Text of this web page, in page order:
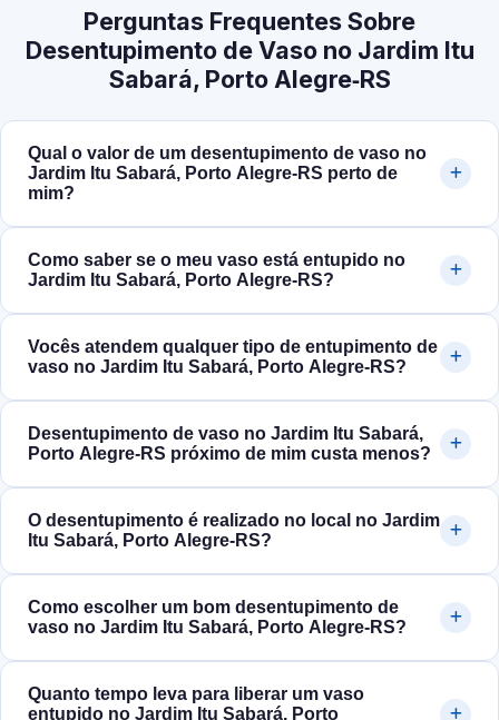
Perguntas Frequentes Sobre
Desentupimento de Vaso no Jardim Itu
Sabará, Porto Alegre‑RS
Qual o valor de um desentupimento de vaso no
Jardim Itu Sabará, Porto Alegre‑RS perto de
mim?
Como saber se o meu vaso está entupido no
Jardim Itu Sabará, Porto Alegre‑RS?
Vocês atendem qualquer tipo de entupimento de
vaso no Jardim Itu Sabará, Porto Alegre‑RS?
Desentupimento de vaso no Jardim Itu Sabará,
Porto Alegre‑RS próximo de mim custa menos?
O desentupimento é realizado no local no Jardim
Itu Sabará, Porto Alegre‑RS?
Como escolher um bom desentupimento de
vaso no Jardim Itu Sabará, Porto Alegre‑RS?
Quanto tempo leva para liberar um vaso
entupido no Jardim Itu Sabará, Porto